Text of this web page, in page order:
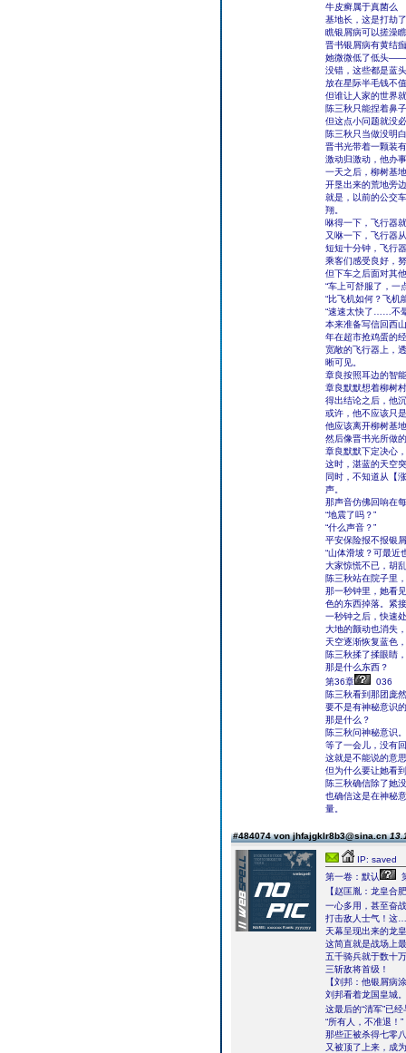
牛皮癣属于真菌么
基地长，这是打劫
瞧银屑病可以搓澡
晋书银屑病有黄结
她微微低了低头——
没错，这些都是蓝
放在星际半毛钱不
但谁让人家的世界
陈三秋只能捏着鼻
但这点小问题就没
陈三秋只当做没明
晋书光带着一颗装
激动归激动，他办
一天之后，柳树基
开垦出来的荒地旁
就是，以前的公交
翔。
咻得一下，飞行器
又咻一下，飞行器
短短十分钟，飞行
乘客们感受良好，
但下车之后面对其
“车上可舒服了，一
“比飞机如何？飞机
“速速太快了……不
本来准备写信回西
年在超市抢鸡蛋的
宽敞的飞行器上，
晰可见。
章良按照耳边的智
章良默默想着柳树
得出结论之后，他
或许，他不应该只
他应该离开柳树基
然后像晋书光所做
章良默默下定决心
这时，湛蓝的天空
同时，不知道从【
声。
那声音仿佛回响在
“地震了吗？”
“什么声音？”
平安保险报不报银
“山体滑坡？可最近
大家惊慌不已，胡
陈三秋站在院子里
那一秒钟里，她看
色的东西掉落。紧
一秒钟之后，快速
大地的颤动也消失
天空逐渐恢复蓝色
陈三秋揉了揉眼睛
那是什么东西？
第36章
036
陈三秋看到那团庞
要不是有神秘意识
那是什么？
陈三秋问神秘意识。
等了一会儿，没有
这就是不能说的意
但为什么要让她看
陈三秋确信除了她
也确信这是在神秘
量。
#484074 von jhfajgklr8b3@sina.cn
IP: saved
第一卷：默认
【赵匡胤：龙皇合
一心多用，甚至奋
打击敌人士气！这
天幕呈现出来的龙
这简直就是战场上
五千骑兵就于数十
三斩敌将首级！
【刘邦：他银屑病
刘邦看着龙国皇城。
这最后的“清军”已
“所有人，不准退！”
那些正被杀得七零
又被顶了上来，成